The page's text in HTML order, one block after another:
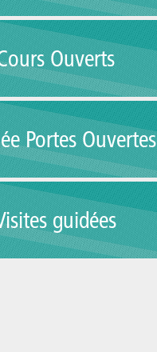
Ouverts
Portes Ouvertes
guidées